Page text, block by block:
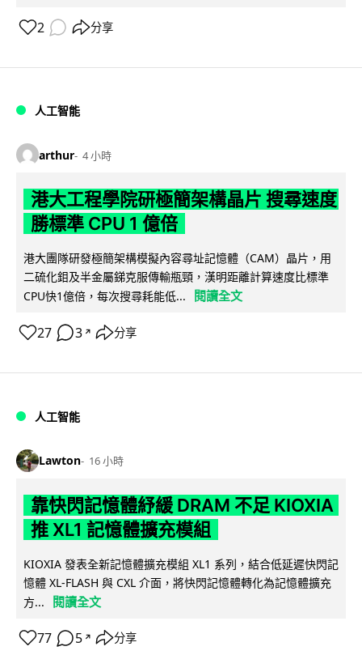
2 分享
人工智能
arthur 4 小時
港大工程學院研極簡架構晶片 搜尋速度
勝標準 CPU 1 億倍
港大團隊研發極簡架構模擬內容尋址記憶體（CAM）晶片，用
二硫化鉬及半金屬銻克服傳輸瓶頸，漢明距離計算速度比標準
CPU快1億倍，每次搜尋耗能低...
閱讀全文
27 3 ↗ 分享
人工智能
Lawton 16 小時
靠快閃記憶體紓緩 DRAM 不足 KIOXIA
推 XL1 記憶體擴充模組
KIOXIA 發表全新記憶體擴充模組 XL1 系列，結合低延遲快閃記
憶體 XL-FLASH 與 CXL 介面，將快閃記憶體轉化為記憶體擴充
方...
閱讀全文
77 5 ↗ 分享